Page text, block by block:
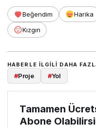
Beğendim Harika
Kızgın
HABERLE ILGILI DAHA
#Proje #Yol
Tamamen
Abone